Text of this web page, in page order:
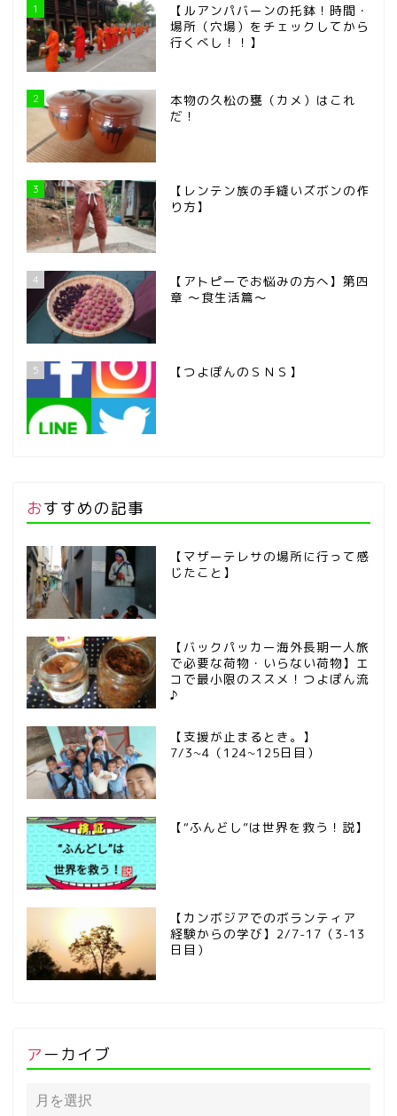
1
【ルアンパバーンの托鉢！時間・
場所（穴場）をチェックしてから
行くべし！！】
2
本物の久松の甕（カメ）はこれ
だ！
3
【レンテン族の手縫いズボンの作
り方】
4
【アトピーでお悩みの方へ】第四
章 ～食生活篇～
5 【つよぽんのＳＮＳ】
おすすめの記事
【マザーテレサの場所に行って感
じたこと】
【バックパッカー海外長期一人旅
で必要な荷物・いらない荷物】エ
コで最小限のススメ！つよぽん流
♪
【支援が止まるとき。】
7/3~4（124~125日目）
【“ふんどし”は世界を救う！説】
【カンボジアでのボランティア
経験からの学び】2/7-17（3-13
日目）
アーカイブ